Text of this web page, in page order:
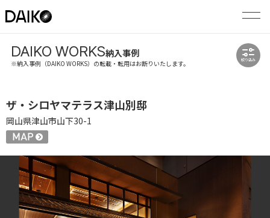
DAIKO WORKS納入事例
※納入事例（DAIKO WORKS）の転載・転用はお断りいたします。 絞り込み
ザ・シロヤマテラス津山別邸
岡山県津山市山下30-1